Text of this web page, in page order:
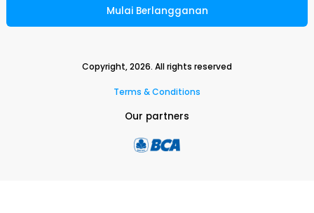
Mulai Berlangganan
Copyright,2026. All rights reserved
Terms & Conditions
Our partners